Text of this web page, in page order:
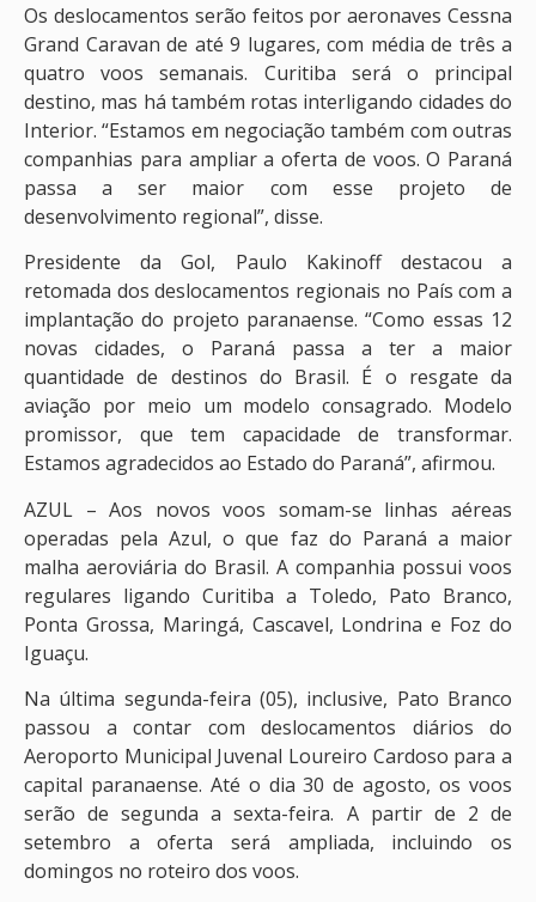
Os deslocamentos serão feitos por aeronaves Cessna
Grand Caravan de até 9 lugares, com média de três a
quatro voos semanais. Curitiba será o principal
destino, mas há também rotas interligando cidades do
Interior. “Estamos em negociação também com outras
companhias para ampliar a oferta de voos. O Paraná
passa a ser maior com esse projeto de
desenvolvimento regional”, disse.
Presidente da Gol, Paulo Kakinoff destacou a
retomada dos deslocamentos regionais no País com a
implantação do projeto paranaense. “Como essas 12
novas cidades, o Paraná passa a ter a maior
quantidade de destinos do Brasil. É o resgate da
aviação por meio um modelo consagrado. Modelo
promissor, que tem capacidade de transformar.
Estamos agradecidos ao Estado do Paraná”, afirmou.
AZUL – Aos novos voos somam-se linhas aéreas
operadas pela Azul, o que faz do Paraná a maior
malha aeroviária do Brasil. A companhia possui voos
regulares ligando Curitiba a Toledo, Pato Branco,
Ponta Grossa, Maringá, Cascavel, Londrina e Foz do
Iguaçu.
Na última segunda-feira (05), inclusive, Pato Branco
passou a contar com deslocamentos diários do
Aeroporto Municipal Juvenal Loureiro Cardoso para a
capital paranaense. Até o dia 30 de agosto, os voos
serão de segunda a sexta-feira. A partir de 2 de
setembro a oferta será ampliada, incluindo os
domingos no roteiro dos voos.